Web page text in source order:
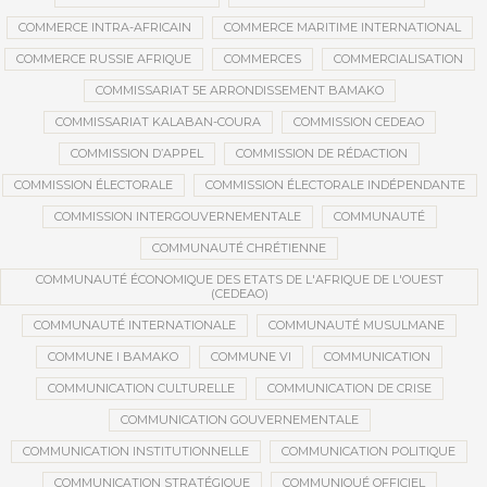
COMMERCE INTRA-AFRICAIN COMMERCE MARITIME INTERNATIONAL
COMMERCE RUSSIE AFRIQUE COMMERCES COMMERCIALISATION
COMMISSARIAT 5E ARRONDISSEMENT BAMAKO
COMMISSARIAT KALABAN-COURA COMMISSION CEDEAO
COMMISSION D’APPEL COMMISSION DE RÉDACTION
COMMISSION ÉLECTORALE COMMISSION ÉLECTORALE INDÉPENDANTE
COMMISSION INTERGOUVERNEMENTALE COMMUNAUTÉ
COMMUNAUTÉ CHRÉTIENNE
COMMUNAUTÉ ÉCONOMIQUE DES ETATS DE L'AFRIQUE DE L'OUEST
(CEDEAO)
COMMUNAUTÉ INTERNATIONALE COMMUNAUTÉ MUSULMANE
COMMUNE I BAMAKO COMMUNE VI COMMUNICATION
COMMUNICATION CULTURELLE COMMUNICATION DE CRISE
COMMUNICATION GOUVERNEMENTALE
COMMUNICATION INSTITUTIONNELLE COMMUNICATION POLITIQUE
COMMUNICATION STRATÉGIQUE COMMUNIQUÉ OFFICIEL